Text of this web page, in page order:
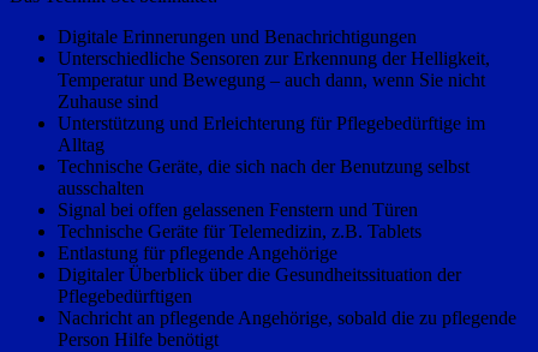
Digitale Erinnerungen und Benachrichtigungen
Unterschiedliche Sensoren zur Erkennung der Helligkeit,
Temperatur und Bewegung – auch dann, wenn Sie nicht
Zuhause sind
Unterstützung und Erleichterung für Pflegebedürftige im
Alltag
Technische Geräte, die sich nach der Benutzung selbst
ausschalten
Signal bei offen gelassenen Fenstern und Türen
Technische Geräte für Telemedizin, z.B. Tablets
Entlastung für pflegende Angehörige
Digitaler Überblick über die Gesundheitssituation der
Pflegebedürftigen
Nachricht an pflegende Angehörige, sobald die zu pflegende
Person Hilfe benötigt